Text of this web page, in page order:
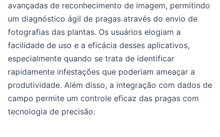
avançadas de reconhecimento de imagem, permitindo
um diagnóstico ágil de pragas através do envio de
fotografias das plantas. Os usuários elogiam a
facilidade de uso e a eficácia desses aplicativos,
especialmente quando se trata de identificar
rapidamente infestações que poderiam ameaçar a
produtividade. Além disso, a integração com dados de
campo permite um controle eficaz das pragas com
tecnologia de precisão.